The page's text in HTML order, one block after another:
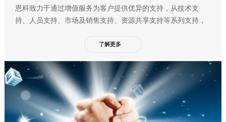
恩科致力于通过增值服务为客户提供优异的支持，从技术支
持、人员支持、市场及销售支持、资源共享支持等系列支持，
了解更多